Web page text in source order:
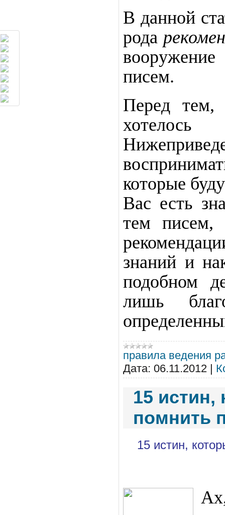
В данной
рода
писем.
Перед тем,
которые
Вас есть
тем писем,
знаний и
подобном
лишь
правила ведения
Дата: 06.11.2012
15
помнить
15 истин,